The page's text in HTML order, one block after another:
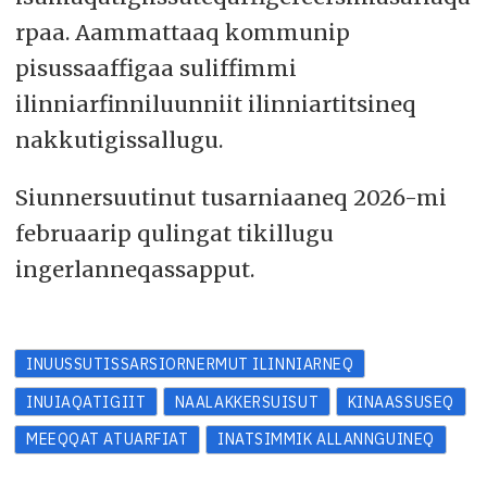
rpaa. Aammattaaq kommunip
pisussaaffigaa suliffimmi
ilinniarfinniluunniit ilinniartitsineq
nakkutigissallugu.
Siunnersuutinut tusarniaaneq 2026-mi
februaarip qulingat tikillugu
ingerlanneqassapput.
INUUSSUTISSARSIORNERMUT ILINNIARNEQ
INUIAQATIGIIT
NAALAKKERSUISUT
KINAASSUSEQ
MEEQQAT ATUARFIAT
INATSIMMIK ALLANNGUINEQ